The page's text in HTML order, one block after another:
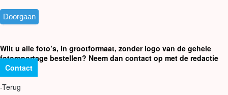
Wilt u alle foto’s, in grootformaat, zonder logo van de gehele
fotoreportage bestellen? Neem dan contact op met de redactie
Contact
-Terug